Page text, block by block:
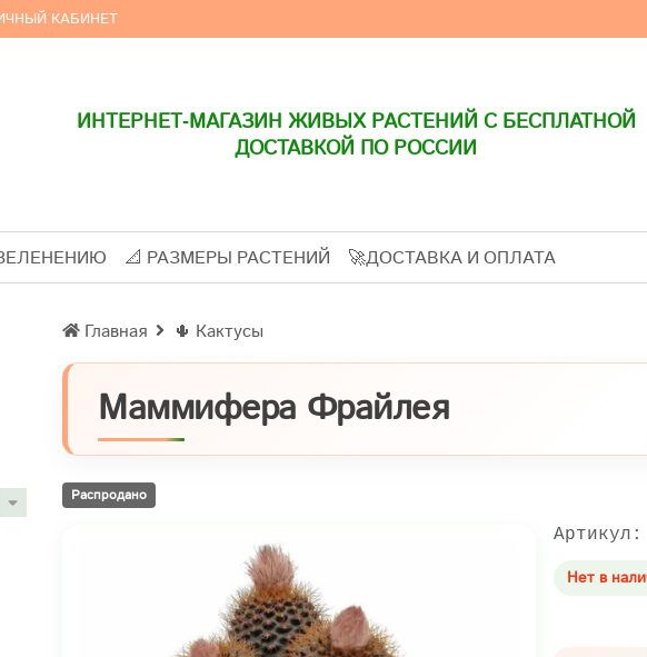
КАБИНЕТ
ИНТЕРНЕТ-МАГАЗИН ЖИВЫХ РАСТЕНИЙ С БЕСПЛАТНОЙ
ДОСТАВКОЙ ПО РОССИИ
📐 РАЗМЕРЫ РАСТЕНИЙ 🚀ДОСТАВКА И ОПЛАТА
Главная 🌵 Кактусы
Маммифера Фрайлея
Распродано
Артикул:
Нет в